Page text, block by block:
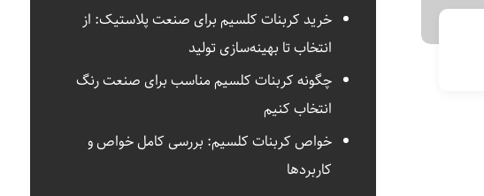
خرید کربنات کلسیم برای صنعت پلاستیک: از
انتخاب تا بهینه‌سازی تولید
چگونه کربنات کلسیم مناسب برای صنعت رنگ
انتخاب کنیم
خواص کربنات کلسیم: بررسی کامل خواص و
کاربردها